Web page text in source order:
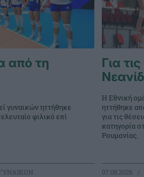
από τη
γυναικών ηττήθηκε
φιλικό επί
Για
Η Εθνική
ηττήθηκε
για τις
κατηγορία
Ρουμανίας.
07.08.2026